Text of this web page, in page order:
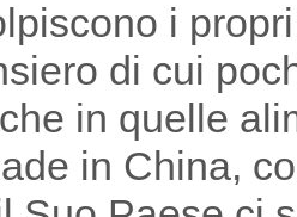
i
di cui
in quelle
in China,